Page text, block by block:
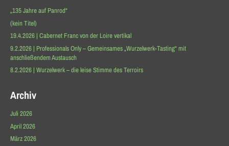
„135 Jahre auf Panrod“
(kein Titel)
19.4.2026 | Cabernet Franc von der Loire vertikal
9.2.2026 | Professionals Only – Gemeinsames „Wurzelwerk-Tasting“ mit
anschließendem Austausch
8.2.2026 | Wurzelwerk – die leise Stimme des Terroirs
Archiv
Juli 2026
April 2026
März 2026